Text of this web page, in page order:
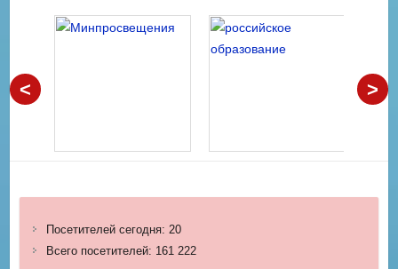
< >
Посетителей сегодня: 20
Всего посетителей: 161 222